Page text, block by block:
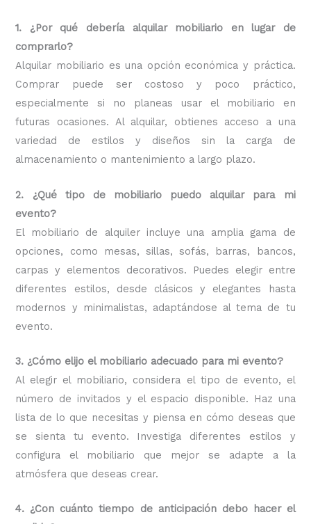
1. ¿Por qué debería alquilar mobiliario en lugar de
comprarlo?
Alquilar mobiliario es una opción económica y práctica.
Comprar puede ser costoso y poco práctico,
especialmente si no planeas usar el mobiliario en
futuras ocasiones. Al alquilar, obtienes acceso a una
variedad de estilos y diseños sin la carga de
almacenamiento o mantenimiento a largo plazo.
2. ¿Qué tipo de mobiliario puedo alquilar para mi
evento?
El mobiliario de alquiler incluye una amplia gama de
opciones, como mesas, sillas, sofás, barras, bancos,
carpas y elementos decorativos. Puedes elegir entre
diferentes estilos, desde clásicos y elegantes hasta
modernos y minimalistas, adaptándose al tema de tu
evento.
3. ¿Cómo elijo el mobiliario adecuado para mi evento?
Al elegir el mobiliario, considera el tipo de evento, el
número de invitados y el espacio disponible. Haz una
lista de lo que necesitas y piensa en cómo deseas que
se sienta tu evento. Investiga diferentes estilos y
configura el mobiliario que mejor se adapte a la
atmósfera que deseas crear.
4. ¿Con cuánto tiempo de anticipación debo hacer el